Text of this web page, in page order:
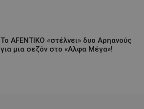
Το AFENTIKO «στέλνει» δυο Αρηανούς
για μια σεζόν στο «Αλφα Μέγα»!